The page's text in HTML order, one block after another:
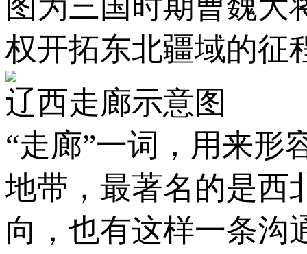
权开拓东北疆域的征
辽西走廊示意图
“走廊”一词，用来形
地带，最著名的是西
向，也有这样一条沟